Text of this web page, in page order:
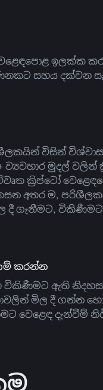
ඉලක්ක
සහය දක්වන
විසින්
ව්‍යවහාර මුදල්
ක්‍රිප්ටෝ
අතර ම,
ගැනීමට, විකිණීමට
කරන්න
විකිණීමට ඇති
මිල දී ගන්න
වෙළෙඳ දැන්වීම්